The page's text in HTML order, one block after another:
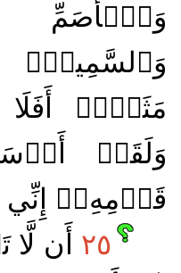
وَٱلسَّمِيعِۚ
مَثَلًاۚ أَفَلَا
وَلَقَدۡ
قَوۡمِهِۦٓ إِنِّي
٢٥ أَن